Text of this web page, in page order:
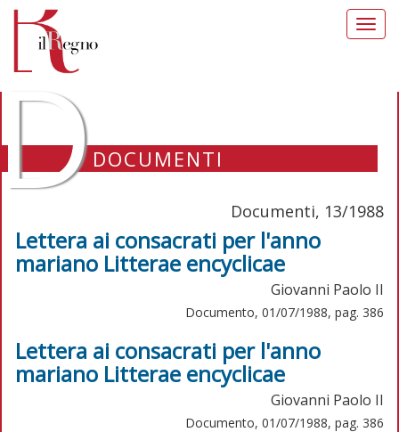
DOCUMENTI
Documenti, 13/1988
Lettera ai consacrati per l'anno
mariano Litterae encyclicae
Giovanni Paolo II
Documento, 01/07/1988, pag. 386
Lettera ai consacrati per l'anno
mariano Litterae encyclicae
Giovanni Paolo II
Documento, 01/07/1988, pag. 386